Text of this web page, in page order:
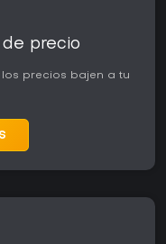
precio
precios bajen a tu